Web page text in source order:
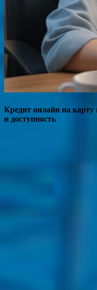
Кредит онлайн на
и доступность